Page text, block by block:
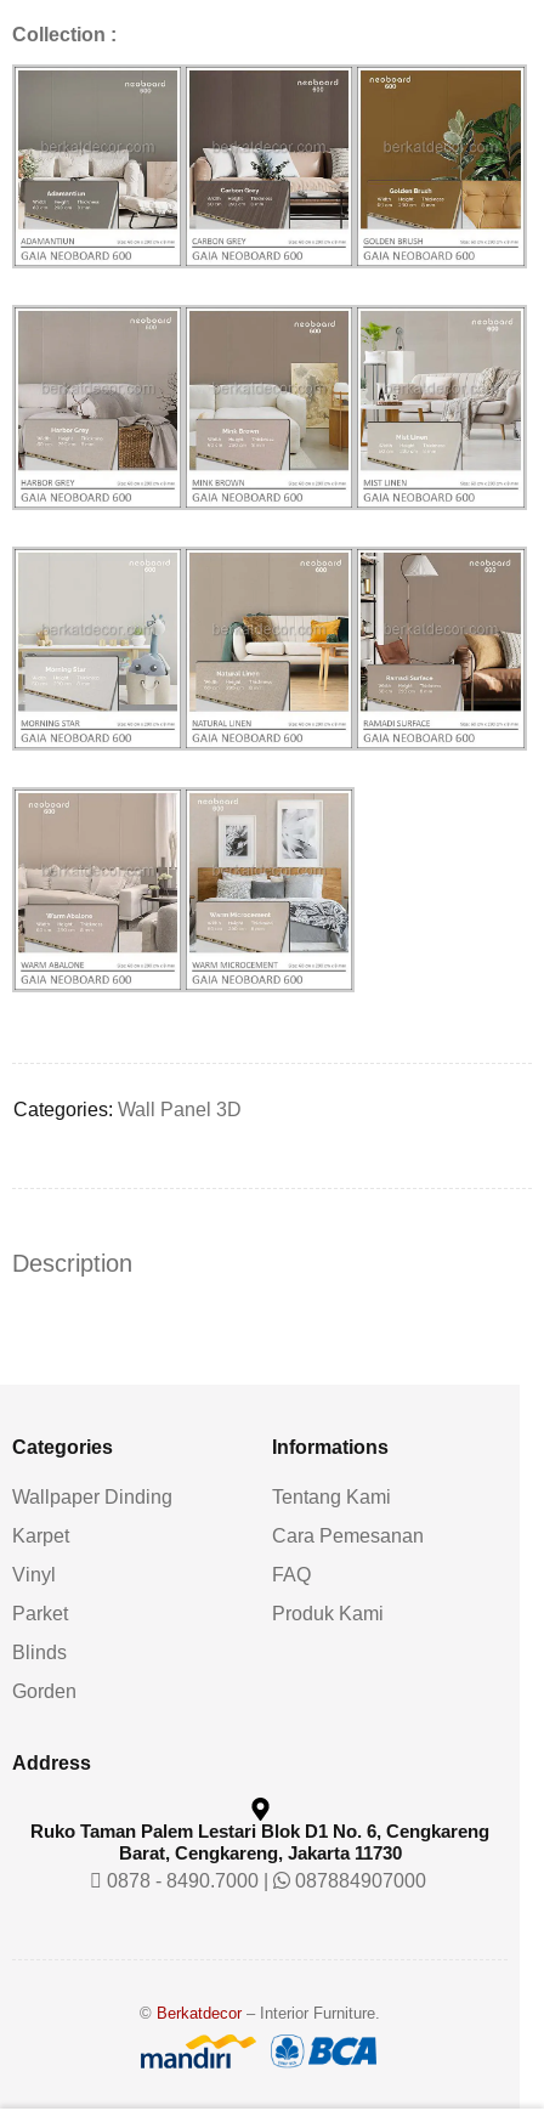
Collection :
Categories: Wall Panel 3D
Description
Categories
Wallpaper Dinding
Karpet
Vinyl
Parket
Blinds
Gorden
Informations
Tentang Kami
Cara Pemesanan
FAQ
Produk Kami
Address
Ruko Taman Palem Lestari Blok D1 No. 6, Cengkareng
Barat, Cengkareng, Jakarta 11730
0878 - 8490.7000| 087884907000
© Berkatdecor– Interior Furniture.